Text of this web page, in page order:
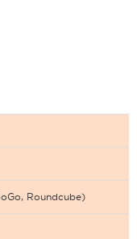
Roundcube)